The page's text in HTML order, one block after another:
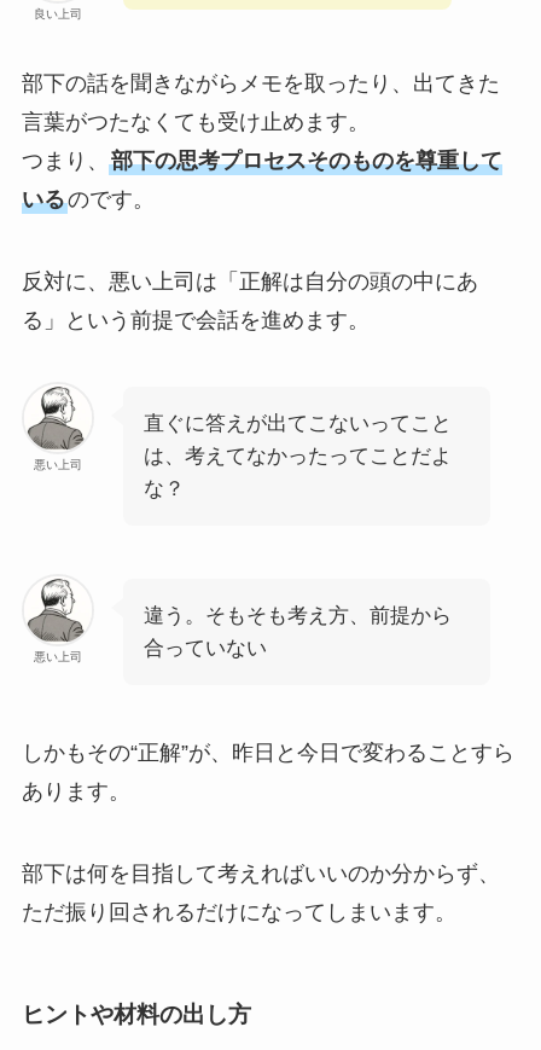
良い上司
部下の話を聞きながらメモを取ったり、出てきた
言葉がつたなくても受け止めます。
つまり、 部下の思考プロセスそのものを尊重して
いるのです。
反対に、悪い上司は「正解は自分の頭の中にあ
る」という前提で会話を進めます。
悪い上司
直ぐに答えが出てこないってこと
は、考えてなかったってことだよ
な？
悪い上司
違う。そもそも考え方、前提から
合っていない
しかもその“正解”が、昨日と今日で変わることすら
あります。
部下は何を目指して考えればいいのか分からず、
ただ振り回されるだけになってしまいます。
ヒントや材料の出し方